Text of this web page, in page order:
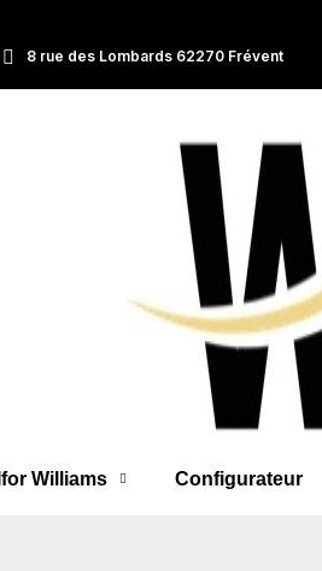
8 rue des Lombards 62270 Frévent
Ifor Williams Configurateur